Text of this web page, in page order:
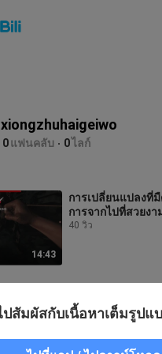
0แฟนคลับ 0ไลก์
14:43
การเปลี่ยนแปลงที่
การจากไปที่สวยงา
40 วิว
ษาไทย
ษา
ปสัมผัสกับเนื้อหาเต็มรูปแ